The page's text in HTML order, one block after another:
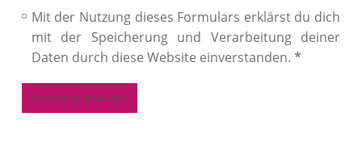
Mit der Nutzung dieses Formulars erklärst du dich
mit der Speicherung und Verarbeitung deiner
Daten durch diese Website einverstanden. *